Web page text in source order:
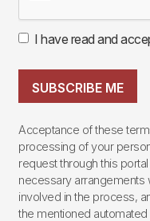
I have read and
SUBSCRIBE ME
Acceptance of these
processing of your
request through this
necessary arrangements
involved in the process,
the mentioned